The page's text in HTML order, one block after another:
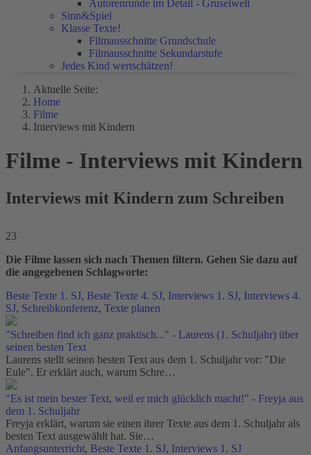
Autorenrunde im Detail - Gruselwelt
Sinn&Spiel
Klasse Texte!
Filmausschnitte Grundschule
Filmausschnitte Sekundarstufe
Jedes Kind wertschätzen!
Aktuelle Seite:
Home
Filme
Interviews mit Kindern
Filme - Interviews mit Kindern
Interviews mit Kindern zum Schreiben
23
Die Filme lassen sich nach Themen filtern. Gehen Sie dazu auf
die angegebenen Schlagworte:
Beste Texte 1. SJ, Beste Texte 4. SJ, Interviews 1. SJ, Interviews 4.
SJ, Schreibkonferenz, Texte planen
"Schreiben find ich ganz praktisch..." - Laurens (1. Schuljahr) über
seinen besten Text
Laurens stellt seinen besten Text aus dem 1. Schuljahr vor: "Die
Eule". Er erklärt auch, warum Schre…
"Es ist mein bester Text, weil er mich glücklich macht!" - Freyja aus
dem 1. Schuljahr
Freyja erklärt, warum sie einen ihrer Texte aus dem 1. Schuljahr als
besten Text ausgewählt hat. Sie…
Anfangsunterricht, Beste Texte 1. SJ, Interviews 1. SJ